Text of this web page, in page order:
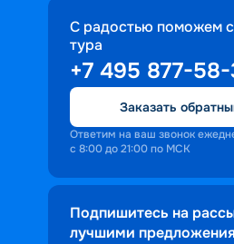
С радостью поможем
тура
+7 495 877-
Заказать
Ответим на ваш звонок
с 8:00 до 21:00 по МСК
Подпишитесь на
лучшими